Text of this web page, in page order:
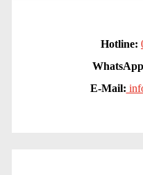
Hotline:
E-Mail: